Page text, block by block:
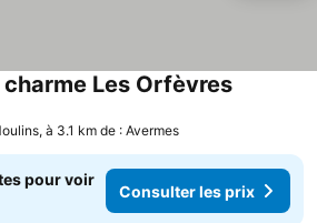
Les Orfèvres
à 3.1 km de : Avermes
pour voir
Consulter les prix